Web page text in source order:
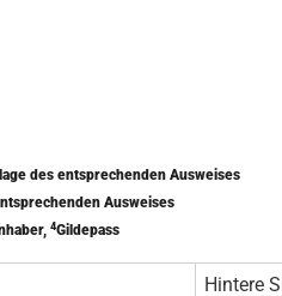
des entsprechenden Ausweises
Ausweises
4Gildepass
Hintere